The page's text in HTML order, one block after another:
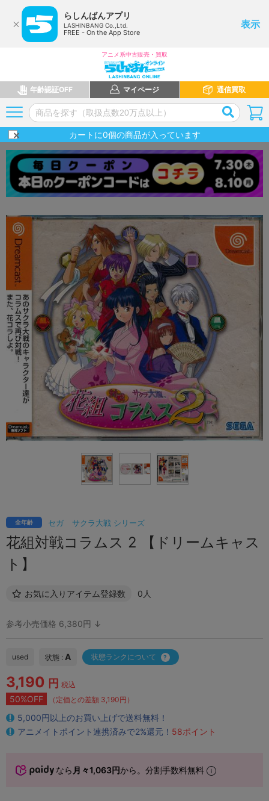
らしんばんアプリ
LASHINBANG Co.,Ltd.
FREE - On the App Store
表示
アニメ系中古販売・買取
年齢認証OFF マイページ 通信買取
カートに0個の商品が入っています
セガ サクラ大戦 シリーズ
全年齢
花組対戦コラムス 2 【ドリームキャス
ト】
お気に入りアイテム登録数 0人
参考小売価格 6,380円 ↓
used 状態 : A 状態ランクについて
3,190 円 税込
50%OFF （定価との差額 3,190円）
5,000円以上のお買い上げで送料無料！
アニメイトポイント連携済みで2%還元！ 58ポイント
なら 月々1,063円から。分割手数料無料